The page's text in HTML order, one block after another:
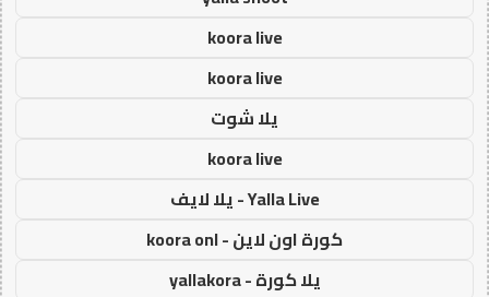
koora live
koora live
يلا شوت
koora live
Yalla Live - يلا لايف
كورة اون لاين - koora onl
يلا كورة - yallakora